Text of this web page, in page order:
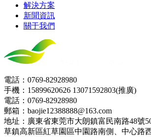
解決方案
新聞資訊
關于我們
電話：0769-82928980
手機：15899620626 13071592803(推廣)
電話：0769-82928980
郵箱：baojie12388888@163.com
地址：廣東省東莞市大朗鎮富民南路48號
草鎮高新區紅草園區中園路南側、中心路